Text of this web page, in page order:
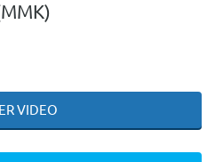
VIDEO